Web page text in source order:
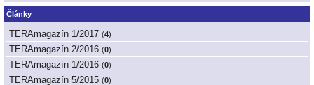
Články
TERAmagazín 1/2017 (4)
TERAmagazín 2/2016 (0)
TERAmagazín 1/2016 (0)
TERAmagazín 5/2015 (0)